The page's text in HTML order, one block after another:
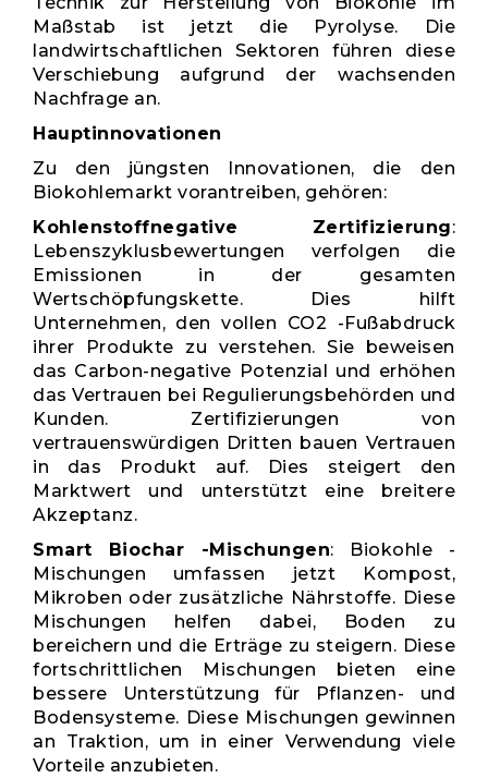
Maßstab ist jetzt die Pyrolyse. Die
landwirtschaftlichen Sektoren führen diese
Verschiebung aufgrund der wachsenden
Nachfrage an.
Hauptinnovationen
Zu den jüngsten Innovationen, die den
Biokohlemarkt vorantreiben, gehören:
Kohlenstoffnegative Zertifizierung:
Lebenszyklusbewertungen verfolgen die
Emissionen in der gesamten
Wertschöpfungskette. Dies hilft
Unternehmen, den vollen CO2 -Fußabdruck
ihrer Produkte zu verstehen. Sie beweisen
das Carbon-negative Potenzial und erhöhen
das Vertrauen bei Regulierungsbehörden und
Kunden. Zertifizierungen von
vertrauenswürdigen Dritten bauen Vertrauen
in das Produkt auf. Dies steigert den
Marktwert und unterstützt eine breitere
Akzeptanz.
Smart Biochar -Mischungen: Biokohle -
Mischungen umfassen jetzt Kompost,
Mikroben oder zusätzliche Nährstoffe. Diese
Mischungen helfen dabei, Boden zu
bereichern und die Erträge zu steigern. Diese
fortschrittlichen Mischungen bieten eine
bessere Unterstützung für Pflanzen- und
Bodensysteme. Diese Mischungen gewinnen
an Traktion, um in einer Verwendung viele
Vorteile anzubieten.